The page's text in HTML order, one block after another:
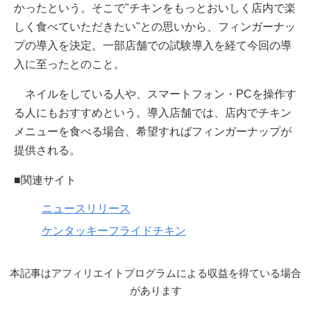
かったという。そこで"チキンをもっとおいしく店内で楽
しく食べていただきたい"との思いから、フィンガーナッ
プの導入を決定。一部店舗での試験導入を経て今回の導
入に至ったとのこと。
ネイルをしている人や、スマートフォン・PCを操作す
る人にもおすすめという。導入店舗では、店内でチキン
メニューを食べる場合、希望すればフィンガーナップが
提供される。
■関連サイト
ニュースリリース
ケンタッキーフライドチキン
本記事はアフィリエイトプログラムによる収益を得ている場合
があります